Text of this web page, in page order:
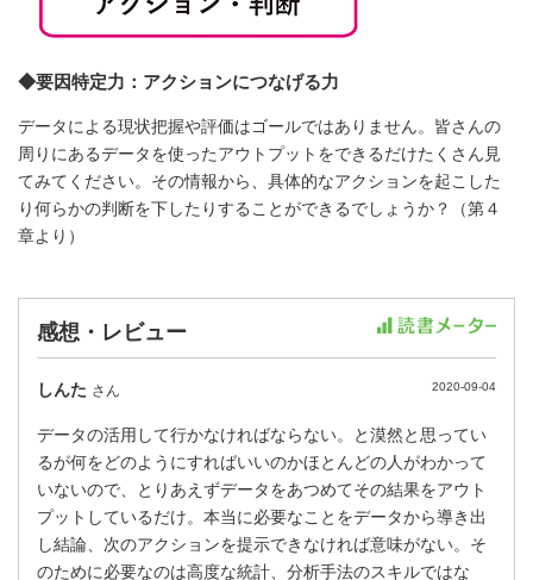
◆要因特定力：アクションにつなげる力
データによる現状把握や評価はゴールではありません。皆さんの
周りにあるデータを使ったアウトプットをできるだけたくさん見
てみてください。その情報から、具体的なアクションを起こした
り何らかの判断を下したりすることができるでしょうか？（第４
章より）
感想・レビュー
しんた さん 2020-09-04
データの活用して行かなければならない。と漠然と思ってい
るが何をどのようにすればいいのかほとんどの人がわかって
いないので、とりあえずデータをあつめてその結果をアウト
プットしているだけ。本当に必要なことをデータから導き出
し結論、次のアクションを提示できなければ意味がない。そ
のために必要なのは高度な統計、分析手法のスキルではな